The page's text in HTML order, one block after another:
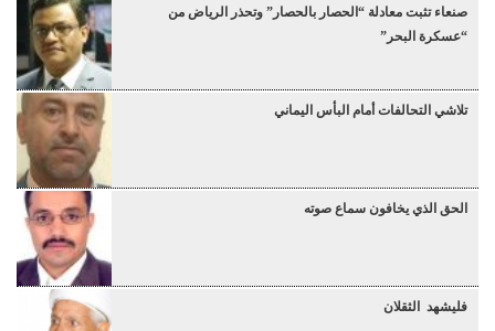
صنعاء تثبت معادلة “الحصار بالحصار” وتحذر الرياض من
“عسكرة البحر”
تلاشي التحالفات أمام البأس اليماني
الحق الذي يخافون سماع صوته
فليشهد الثقلان